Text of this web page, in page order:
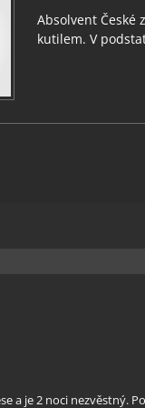
Absolvent České
kutilem. V
a je 2 noci nezvěstný.